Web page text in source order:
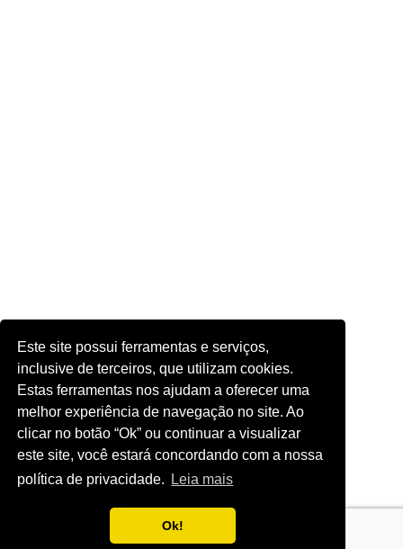
Este site possui ferramentas e serviços,
inclusive de terceiros, que utilizam cookies.
Estas ferramentas nos ajudam a oferecer uma
melhor experiência de navegação no site. Ao
clicar no botão “Ok” ou continuar a visualizar
este site, você estará concordando com a nossa
política de privacidade.
Leia mais
Ok!